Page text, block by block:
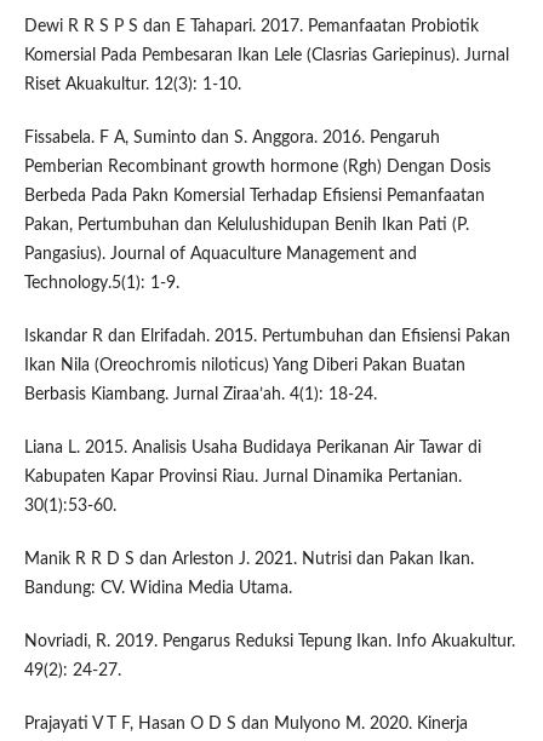
Dewi R R S P S dan E Tahapari. 2017. Pemanfaatan Probiotik
Komersial Pada Pembesaran Ikan Lele (Clasrias Gariepinus). Jurnal
Riset Akuakultur. 12(3): 1-10.
Fissabela. F A, Suminto dan S. Anggora. 2016. Pengaruh
Pemberian Recombinant growth hormone (Rgh) Dengan Dosis
Berbeda Pada Pakn Komersial Terhadap Efisiensi Pemanfaatan
Pakan, Pertumbuhan dan Kelulushidupan Benih Ikan Pati (P.
Pangasius). Journal of Aquaculture Management and
Technology.5(1): 1-9.
Iskandar R dan Elrifadah. 2015. Pertumbuhan dan Efisiensi Pakan
Ikan Nila (Oreochromis niloticus) Yang Diberi Pakan Buatan
Berbasis Kiambang. Jurnal Ziraa’ah. 4(1): 18-24.
Liana L. 2015. Analisis Usaha Budidaya Perikanan Air Tawar di
Kabupaten Kapar Provinsi Riau. Jurnal Dinamika Pertanian.
30(1):53-60.
Manik R R D S dan Arleston J. 2021. Nutrisi dan Pakan Ikan.
Bandung: CV. Widina Media Utama.
Novriadi, R. 2019. Pengarus Reduksi Tepung Ikan. Info Akuakultur.
49(2): 24-27.
Prajayati V T F, Hasan O D S dan Mulyono M. 2020. Kinerja